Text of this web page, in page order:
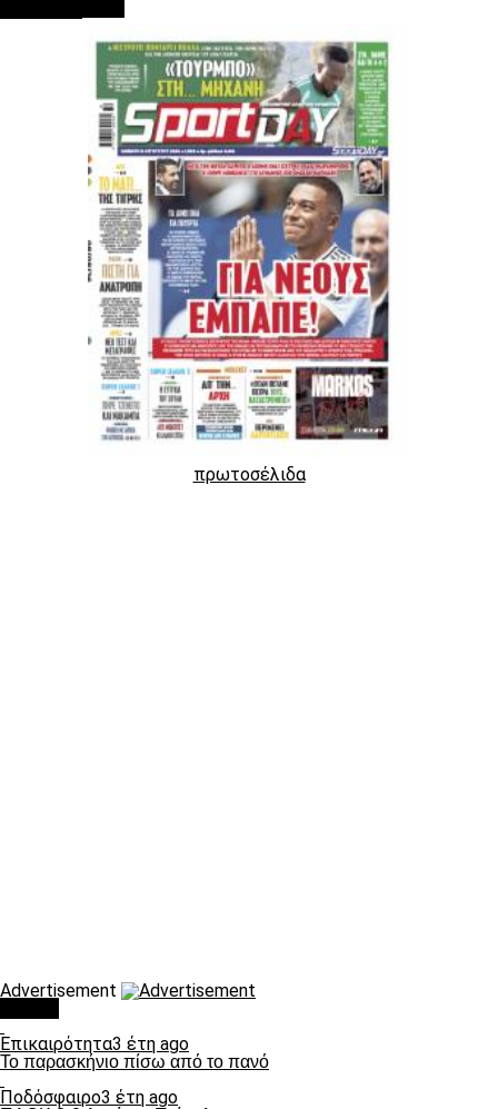
πρωτοσέλιδα
Advertisement
Επικαιρότητα3 έτη ago
Το παρασκήνιο πίσω από το πανό
Ποδόσφαιρο3 έτη ago